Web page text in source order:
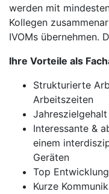
werden mit
Kollegen
IVOMs übernehmen.
Ihre Vorteile als
Strukturierte
Arbeitszeiten
Interessante &
einem
Geräten
Top
Kurze